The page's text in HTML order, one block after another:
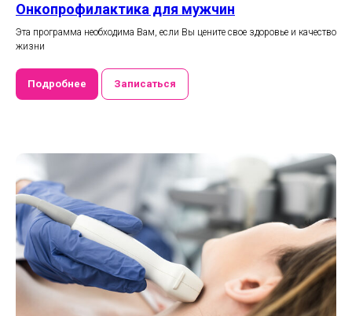
Онкопрофилактика для мужчин
Эта программа необходима Вам, если Вы цените свое здоровье и качество
жизни
Подробнее Записаться